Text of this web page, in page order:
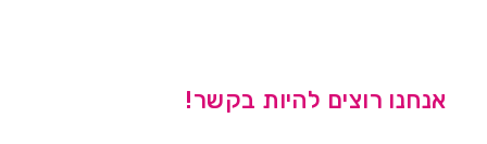
אנחנו רוצים להיות בקשר!